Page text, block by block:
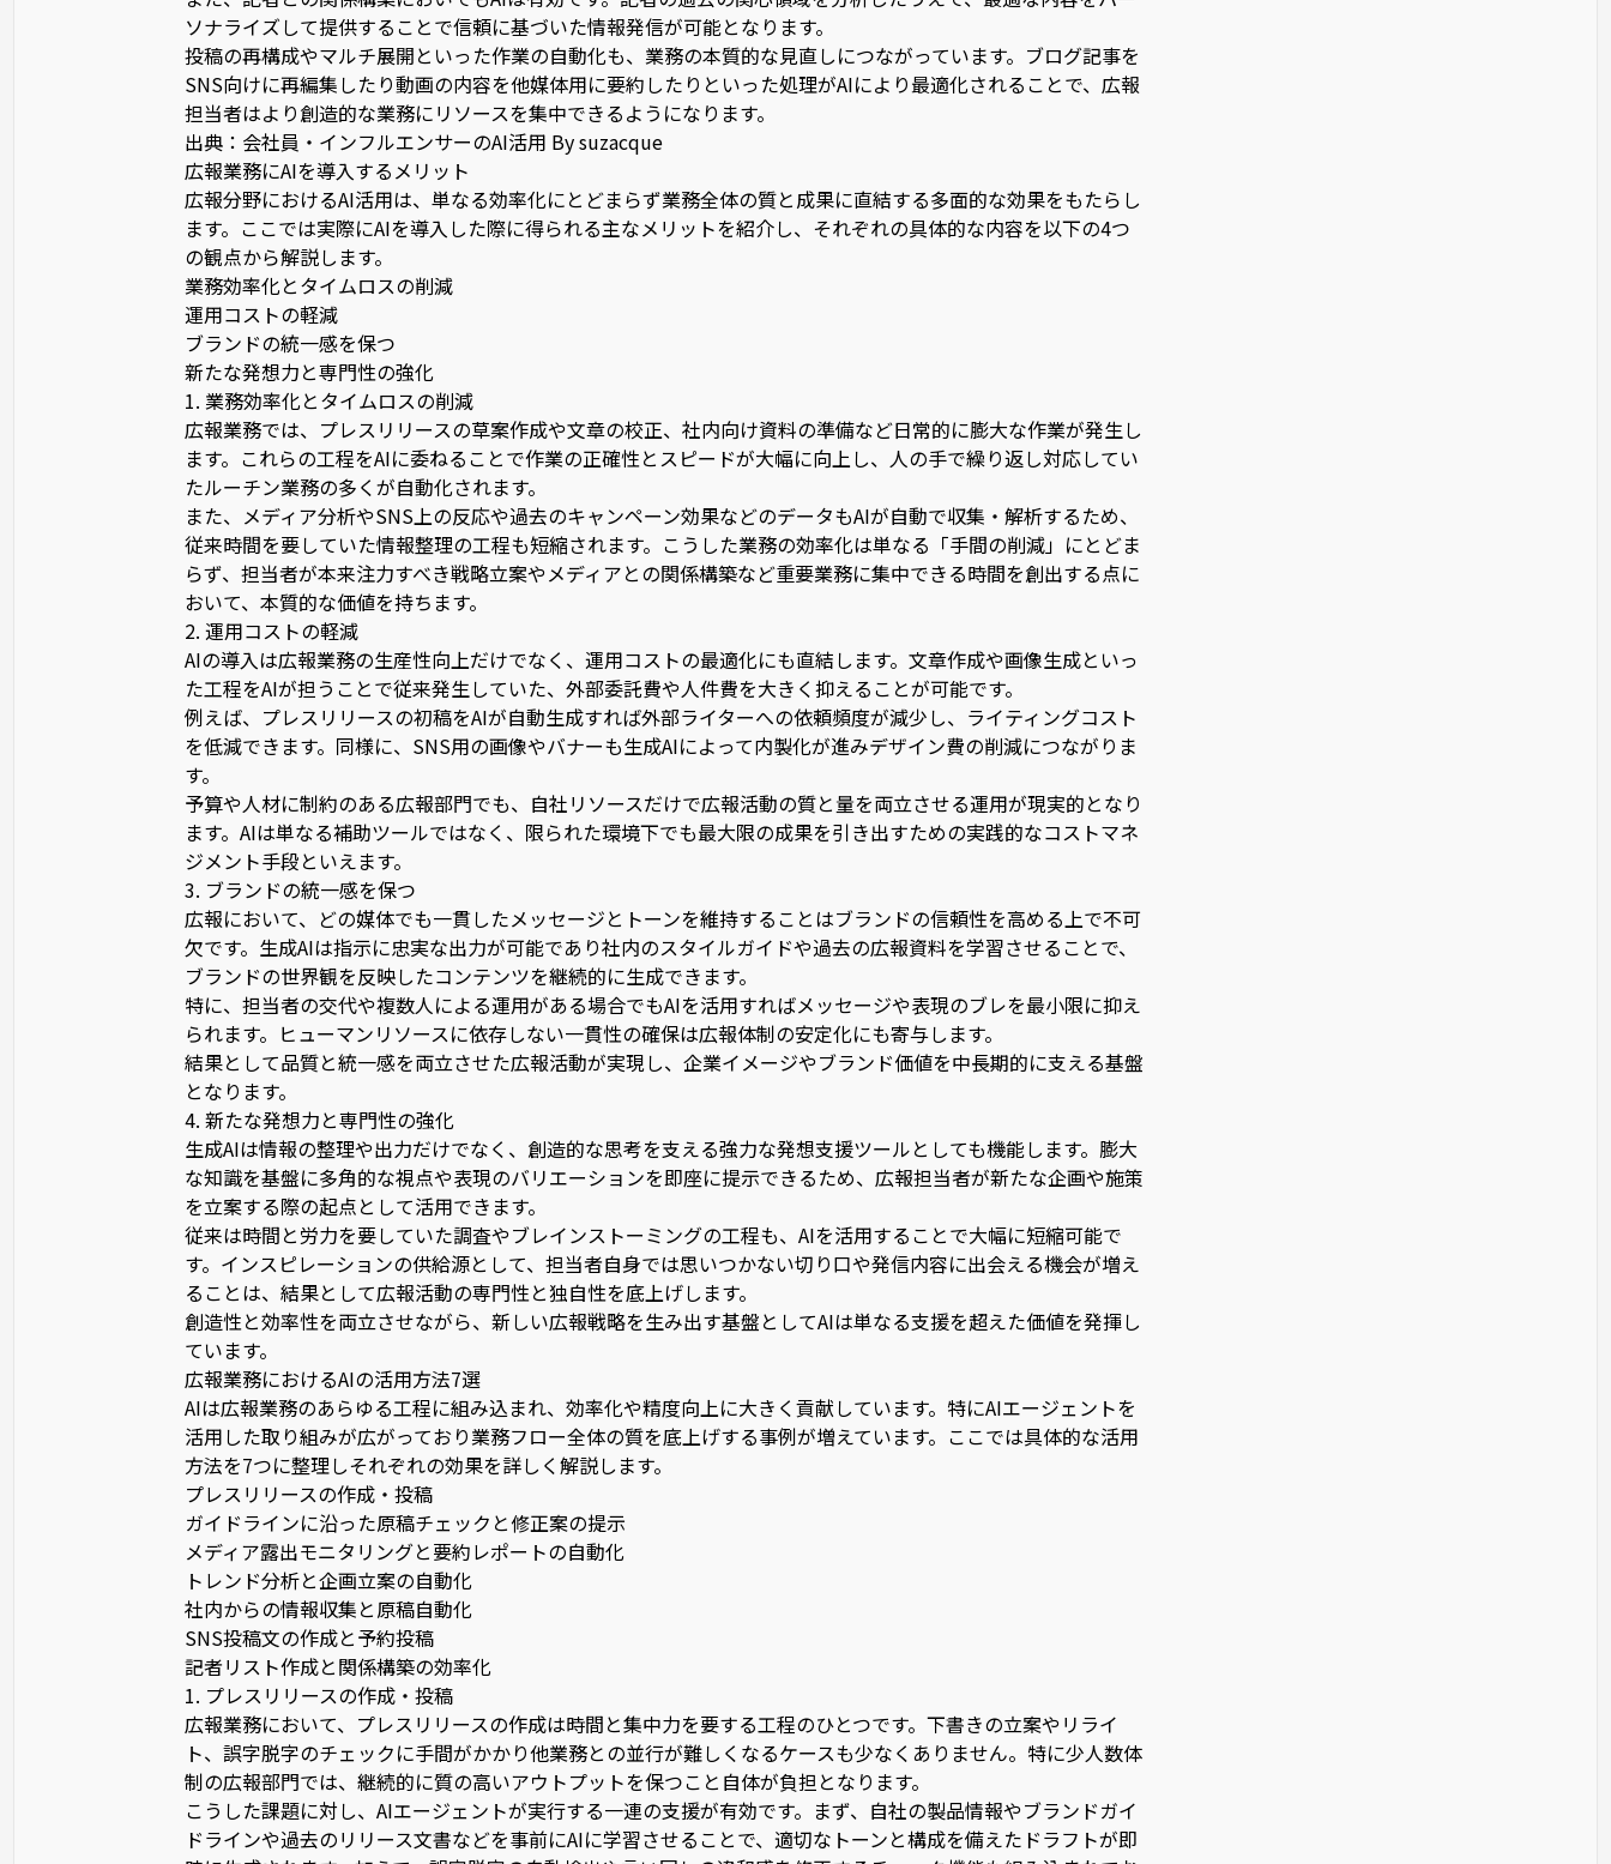
ソナライズして提供することで信頼に基づいた情報発信が可能となります。
投稿の再構成やマルチ展開といった作業の自動化も、業務の本質的な見直しにつながっています。ブログ記事を
SNS向けに再編集したり動画の内容を他媒体用に要約したりといった処理がAIにより最適化されることで、広報
担当者はより創造的な業務にリソースを集中できるようになります。
出典： 会社員・インフルエンサーのAI活用 By suzacque
広報業務にAIを導入するメリット
広報分野におけるAI活用は、単なる効率化にとどまらず業務全体の質と成果に直結する多面的な効果をもたらし
ます。ここでは実際にAIを導入した際に得られる主なメリットを紹介し、それぞれの具体的な内容を以下の4つ
の観点から解説します。
業務効率化とタイムロスの削減
運用コストの軽減
ブランドの統一感を保つ
新たな発想力と専門性の強化
1. 業務効率化とタイムロスの削減
広報業務では、プレスリリースの草案作成や文章の校正、社内向け資料の準備など日常的に膨大な作業が発生し
ます。これらの工程をAIに委ねることで作業の正確性とスピードが大幅に向上し、人の手で繰り返し対応してい
たルーチン業務の多くが自動化されます。
また、メディア分析やSNS上の反応や過去のキャンペーン効果などのデータもAIが自動で収集・解析するため、
従来時間を要していた情報整理の工程も短縮されます。こうした業務の効率化は単なる「手間の削減」にとどま
らず、担当者が本来注力すべき戦略立案やメディアとの関係構築など重要業務に集中できる時間を創出する点に
おいて、本質的な価値を持ちます。
2. 運用コストの軽減
AIの導入は広報業務の生産性向上だけでなく、運用コストの最適化にも直結します。文章作成や画像生成といっ
た工程をAIが担うことで従来発生していた、外部委託費や人件費を大きく抑えることが可能です。
例えば、プレスリリースの初稿をAIが自動生成すれば外部ライターへの依頼頻度が減少し、ライティングコスト
を低減できます。同様に、SNS用の画像やバナーも生成AIによって内製化が進みデザイン費の削減につながりま
す。
予算や人材に制約のある広報部門でも、自社リソースだけで広報活動の質と量を両立させる運用が現実的となり
ます。AIは単なる補助ツールではなく、限られた環境下でも最大限の成果を引き出すための実践的なコストマネ
ジメント手段といえます。
3. ブランドの統一感を保つ
広報において、どの媒体でも一貫したメッセージとトーンを維持することはブランドの信頼性を高める上で不可
欠です。生成AIは指示に忠実な出力が可能であり社内のスタイルガイドや過去の広報資料を学習させることで、
ブランドの世界観を反映したコンテンツを継続的に生成できます。
特に、担当者の交代や複数人による運用がある場合でもAIを活用すればメッセージや表現のブレを最小限に抑え
られます。ヒューマンリソースに依存しない一貫性の確保は広報体制の安定化にも寄与します。
結果として品質と統一感を両立させた広報活動が実現し、企業イメージやブランド価値を中長期的に支える基盤
となります。
4. 新たな発想力と専門性の強化
生成AIは情報の整理や出力だけでなく、創造的な思考を支える強力な発想支援ツールとしても機能します。膨大
な知識を基盤に多角的な視点や表現のバリエーションを即座に提示できるため、広報担当者が新たな企画や施策
を立案する際の起点として活用できます。
従来は時間と労力を要していた調査やブレインストーミングの工程も、AIを活用することで大幅に短縮可能で
す。インスピレーションの供給源として、担当者自身では思いつかない切り口や発信内容に出会える機会が増え
ることは、結果として広報活動の専門性と独自性を底上げします。
創造性と効率性を両立させながら、新しい広報戦略を生み出す基盤としてAIは単なる支援を超えた価値を発揮し
ています。
広報業務におけるAIの活用方法7選
AIは広報業務のあらゆる工程に組み込まれ、効率化や精度向上に大きく貢献しています。特にAIエージェントを
活用した取り組みが広がっており業務フロー全体の質を底上げする事例が増えています。ここでは具体的な活用
方法を7つに整理しそれぞれの効果を詳しく解説します。
プレスリリースの作成・投稿
ガイドラインに沿った原稿チェックと修正案の提示
メディア露出モニタリングと要約レポートの自動化
トレンド分析と企画立案の自動化
社内からの情報収集と原稿自動化
SNS投稿文の作成と予約投稿
記者リスト作成と関係構築の効率化
1. プレスリリースの作成・投稿
広報業務において、プレスリリースの作成は時間と集中力を要する工程のひとつです。下書きの立案やリライ
ト、誤字脱字のチェックに手間がかかり他業務との並行が難しくなるケースも少なくありません。特に少人数体
制の広報部門では、継続的に質の高いアウトプットを保つこと自体が負担となります。
こうした課題に対し、AIエージェントが実行する一連の支援が有効です。まず、自社の製品情報やブランドガイ
ドラインや過去のリリース文書などを事前にAIに学習させることで、適切なトーンと構成を備えたドラフトが即